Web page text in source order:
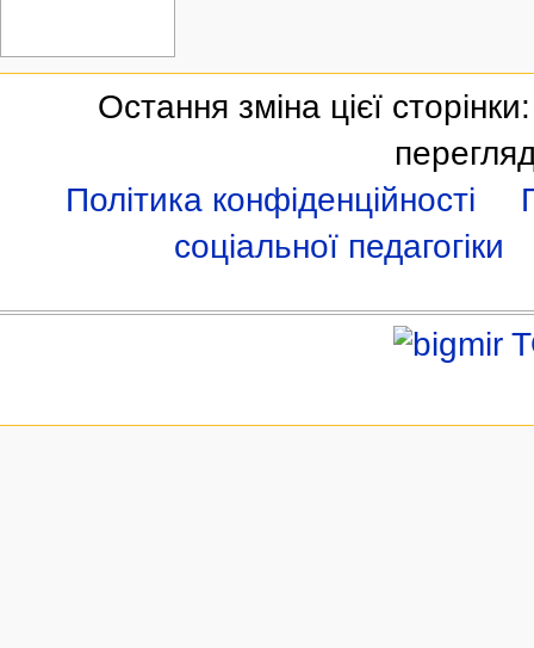
Остання зміна цієї
Політика конфіденційності
соціальної педагогіки